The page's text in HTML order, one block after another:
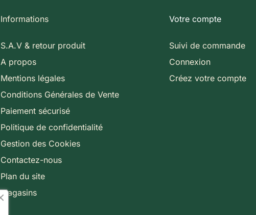
Informations
S.A.V & retour produit
A propos
Mentions légales
Conditions Générales de Vente
Paiement sécurisé
Politique de confidentialité
Gestion des Cookies
Contactez-nous
Plan du site
Magasins
Votre compte
Suivi de commande
Connexion
Créez votre compte